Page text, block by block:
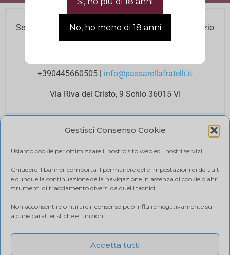
Gestisci Consenso Cookie
Usiamo cookie per ottimizzare il nostro sito web ed i nostri servizi.
Chiudere il banner comporta il permanere delle impostazioni di default
e dunque la continuazione della navigazione in assenza di cookie o altri
strumenti di tracciamento diversi da quelli tecnici.
Non acconsentire o ritirare il consenso può influire negativamente su
alcune caratteristiche e funzioni.
Accetta tutti
Se hai bisogno di assistenza contatta il nostro Servizio
Clienti agli orari di ufficio.
+390445660505 | info@passarellafratelli.it
Via Riva del Cristo, 9 Schio 36015 VI
I tuoi pagamenti online sono protetti e accettiamo il
RIMBORSI E RESI
Politica di reso
SPEDIZIONE
alla quantità di acquisto. Visualizza il tuo carrello.